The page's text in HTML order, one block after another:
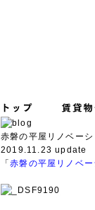
赤磐の平屋リノベー
2019.11.23 update
「赤磐の平屋リノベー